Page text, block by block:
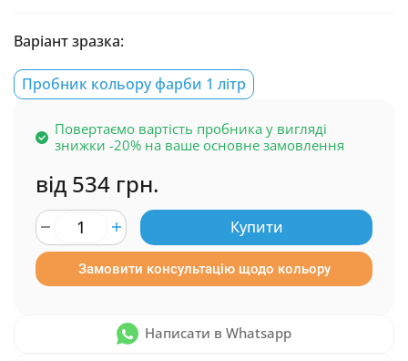
Варіант зразка:
Пробник кольору фарби 1 літр
Повертаємо вартість пробника у вигляді
знижки -20% на ваше основне замовлення
від 534 грн.
Купити
Замовити консультацію щодо кольору
Написати в Whatsapp